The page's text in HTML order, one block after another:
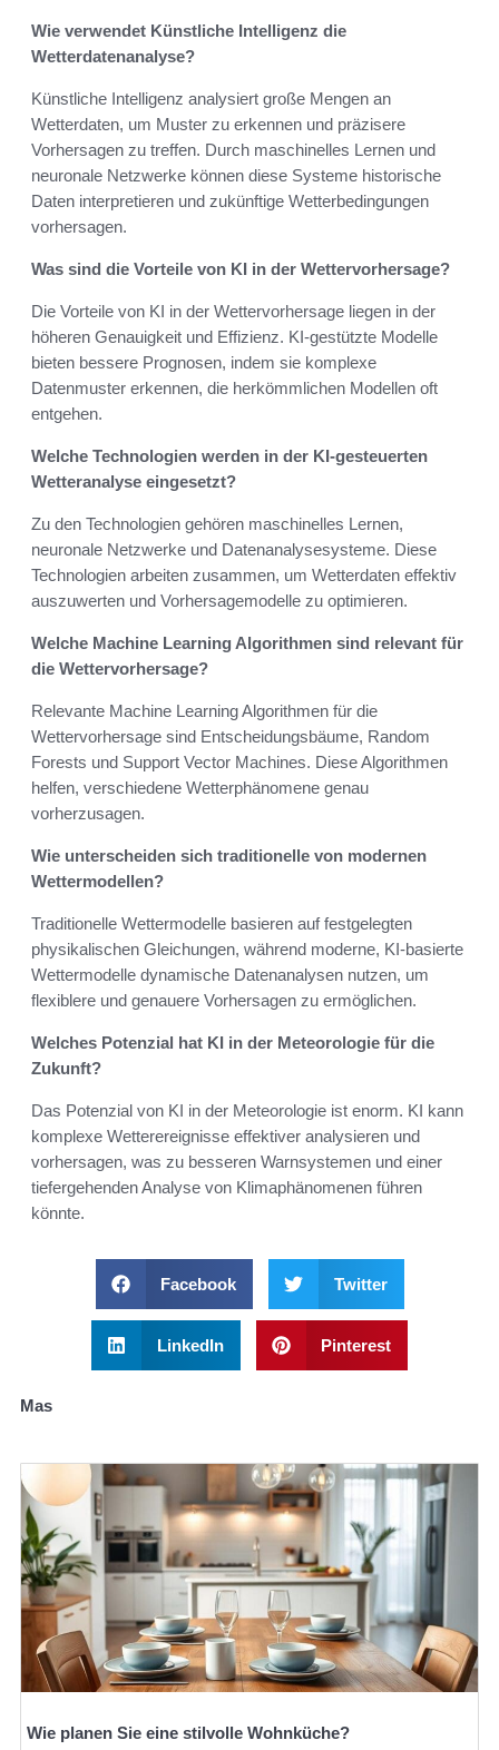
Wie verwendet Künstliche Intelligenz die
Wetterdatenanalyse?
Künstliche Intelligenz analysiert große Mengen an
Wetterdaten, um Muster zu erkennen und präzisere
Vorhersagen zu treffen. Durch maschinelles Lernen und
neuronale Netzwerke können diese Systeme historische
Daten interpretieren und zukünftige Wetterbedingungen
vorhersagen.
Was sind die Vorteile von KI in der Wettervorhersage?
Die Vorteile von KI in der Wettervorhersage liegen in der
höheren Genauigkeit und Effizienz. KI-gestützte Modelle
bieten bessere Prognosen, indem sie komplexe
Datenmuster erkennen, die herkömmlichen Modellen oft
entgehen.
Welche Technologien werden in der KI-gesteuerten
Wetteranalyse eingesetzt?
Zu den Technologien gehören maschinelles Lernen,
neuronale Netzwerke und Datenanalysesysteme. Diese
Technologien arbeiten zusammen, um Wetterdaten effektiv
auszuwerten und Vorhersagemodelle zu optimieren.
Welche Machine Learning Algorithmen sind relevant für
die Wettervorhersage?
Relevante Machine Learning Algorithmen für die
Wettervorhersage sind Entscheidungsbäume, Random
Forests und Support Vector Machines. Diese Algorithmen
helfen, verschiedene Wetterphänomene genau
vorherzusagen.
Wie unterscheiden sich traditionelle von modernen
Wettermodellen?
Traditionelle Wettermodelle basieren auf festgelegten
physikalischen Gleichungen, während moderne, KI-basierte
Wettermodelle dynamische Datenanalysen nutzen, um
flexiblere und genauere Vorhersagen zu ermöglichen.
Welches Potenzial hat KI in der Meteorologie für die
Zukunft?
Das Potenzial von KI in der Meteorologie ist enorm. KI kann
komplexe Wetterereignisse effektiver analysieren und
vorhersagen, was zu besseren Warnsystemen und einer
tiefergehenden Analyse von Klimaphänomenen führen
könnte.
Facebook Twitter
LinkedIn Pinterest
Mas
Wie planen Sie eine stilvolle Wohnküche?